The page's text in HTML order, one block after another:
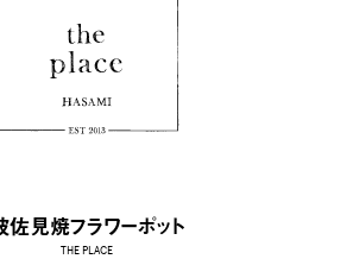
佐見焼フラワーポット
THE PLACE